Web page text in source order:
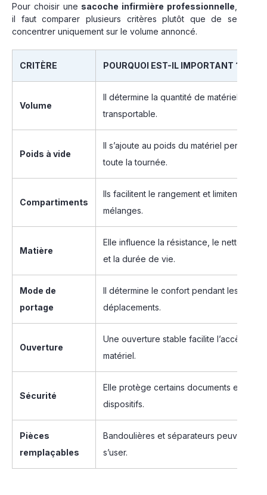
Pour choisir une sacoche infirmière professionnelle
il faut comparer plusieurs critères plutôt que de se
concentrer uniquement sur le volume annoncé.
CRITÈRE POURQUOI EST-IL IMPORTANT ?
Volume
Il détermine la quantité de matériel
transportable.
Poids à vide
Il s’ajoute au poids du matériel pendant
toute la tournée.
Compartiments
Ils facilitent le rangement et limitent les
mélanges.
Matière
Elle influence la résistance, le nettoyage
et la durée de vie.
Mode de
portage
Il détermine le confort pendant les
déplacements.
Ouverture
Une ouverture stable facilite l’accès au
matériel.
Sécurité
Elle protège certains documents et
dispositifs.
Pièces
remplaçables
Bandoulières et séparateurs peuvent
s’user.